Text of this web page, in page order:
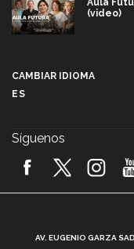
(video)
2026!
CAMBIAR IDIOMA
ES
Síguenos
AV. EUGENIO GARZA